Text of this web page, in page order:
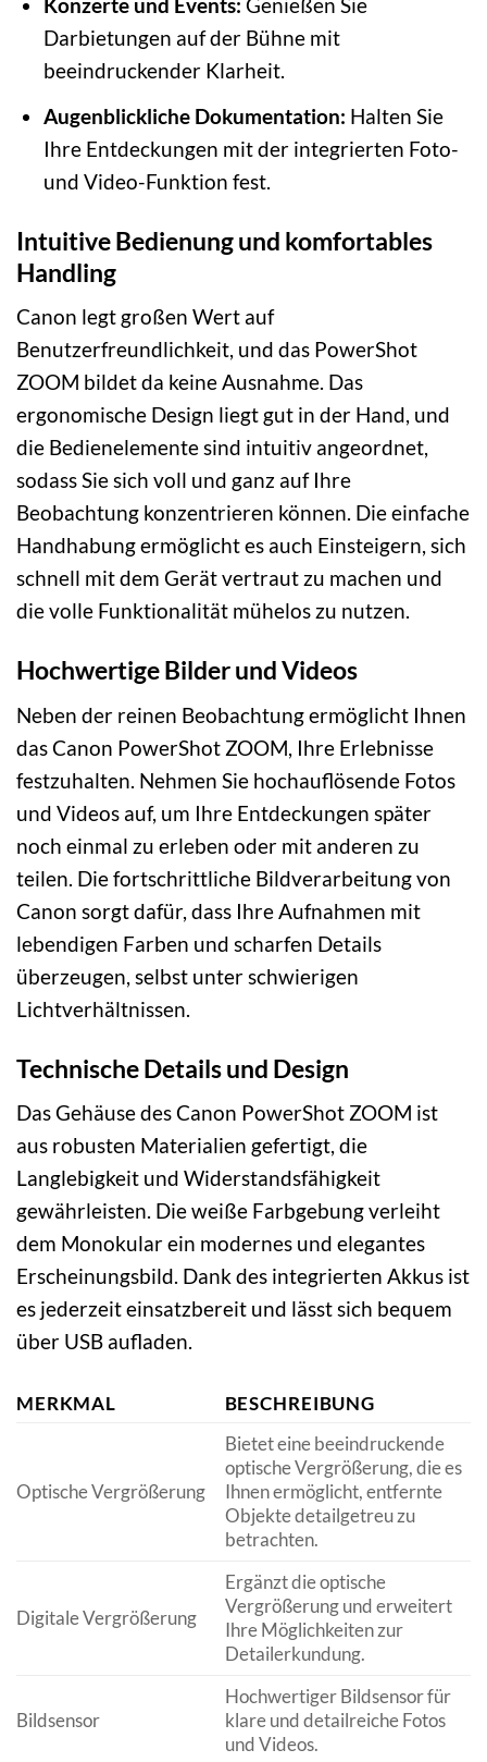
Darbietungen auf der Bühne mit
beeindruckender Klarheit.
Augenblickliche Dokumentation: Halten Sie
Ihre Entdeckungen mit der integrierten Foto-
und Video-Funktion fest.
Intuitive Bedienung und komfortables
Handling
Canon legt großen Wert auf
Benutzerfreundlichkeit, und das PowerShot
ZOOM bildet da keine Ausnahme. Das
ergonomische Design liegt gut in der Hand, und
die Bedienelemente sind intuitiv angeordnet,
sodass Sie sich voll und ganz auf Ihre
Beobachtung konzentrieren können. Die einfache
Handhabung ermöglicht es auch Einsteigern, sich
schnell mit dem Gerät vertraut zu machen und
die volle Funktionalität mühelos zu nutzen.
Hochwertige Bilder und Videos
Neben der reinen Beobachtung ermöglicht Ihnen
das Canon PowerShot ZOOM, Ihre Erlebnisse
festzuhalten. Nehmen Sie hochauflösende Fotos
und Videos auf, um Ihre Entdeckungen später
noch einmal zu erleben oder mit anderen zu
teilen. Die fortschrittliche Bildverarbeitung von
Canon sorgt dafür, dass Ihre Aufnahmen mit
lebendigen Farben und scharfen Details
überzeugen, selbst unter schwierigen
Lichtverhältnissen.
Technische Details und Design
Das Gehäuse des Canon PowerShot ZOOM ist
aus robusten Materialien gefertigt, die
Langlebigkeit und Widerstandsfähigkeit
gewährleisten. Die weiße Farbgebung verleiht
dem Monokular ein modernes und elegantes
Erscheinungsbild. Dank des integrierten Akkus ist
es jederzeit einsatzbereit und lässt sich bequem
über USB aufladen.
MERKMAL BESCHREIBUNG
Optische Vergrößerung
Bietet eine beeindruckende
optische Vergrößerung, die es
Ihnen ermöglicht, entfernte
Objekte detailgetreu zu
betrachten.
Digitale Vergrößerung
Ergänzt die optische
Vergrößerung und erweitert
Ihre Möglichkeiten zur
Detailerkundung.
Bildsensor
Hochwertiger Bildsensor für
klare und detailreiche Fotos
und Videos.